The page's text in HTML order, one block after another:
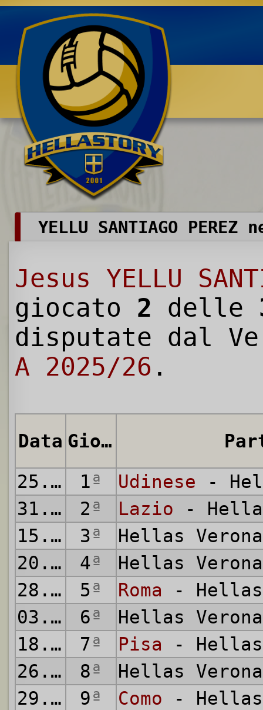
Benvenuti su HELLASTORY.net
YELLU SANTIAGO
Jesus YELLU
giocato 2 delle
disputate dal
A 2025/26 .
Data Giornata
25.08.2025
1ª Udinese -
31.08.2025
2ª Lazio -
15.09.2025
3ª
Hellas
20.09.2025
4ª
Hellas
28.09.2025
5ª Roma - Hellas
03.10.2025
6ª
Hellas
18.10.2025
7ª Pisa - Hellas
26.10.2025
8ª
Hellas
29.10.2025
9ª Como - Hellas